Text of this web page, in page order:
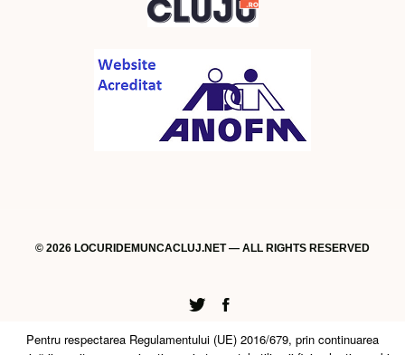
© 2026 LOCURIDEMUNCACLUJ.NET — ALL RIGHTS RESERVED
Twitter
Facebook
Pentru respectarea Regulamentului (UE) 2016/679, prin continuarea